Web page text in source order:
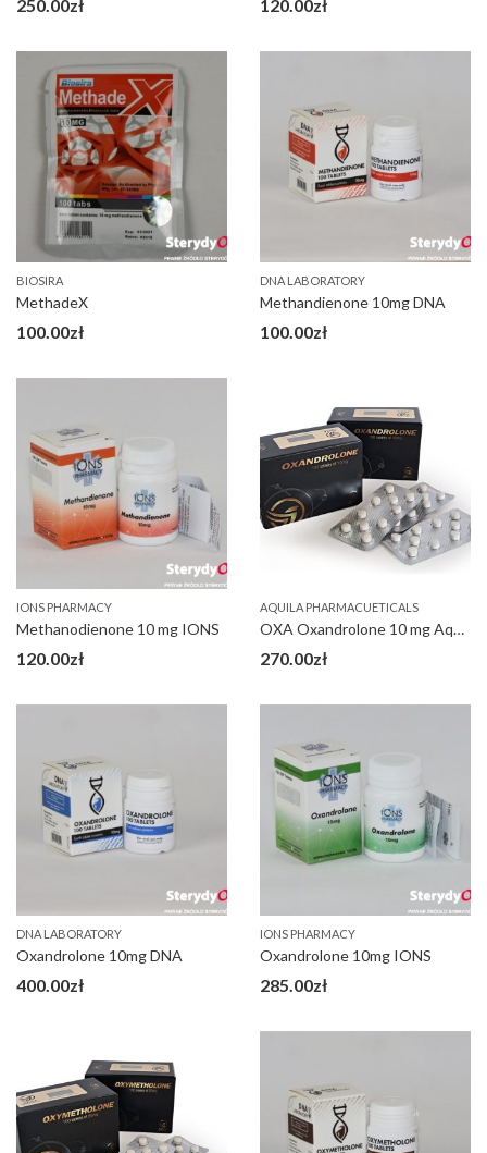
250.00zł 120.00zł
BIOSIRA
MethadeX
100.00zł
DNA LABORATORY
Methandienone 10mg DNA
100.00zł
IONS PHARMACY
Methanodienone 10 mg IONS
120.00zł
AQUILA PHARMACUETICALS
OXA Oxandrolone 10 mg Aquila
270.00zł
DNA LABORATORY
Oxandrolone 10mg DNA
400.00zł
IONS PHARMACY
Oxandrolone 10mg IONS
285.00zł